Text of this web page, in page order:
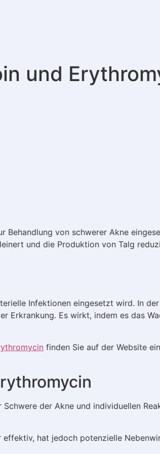
und
von schwerer Akne
und die Produktion von Talg
Infektionen eingesetzt wird. In
Erkrankung. Es wirkt, indem es das
finden Sie auf der Website
der Akne und individuellen
hat jedoch potenzielle